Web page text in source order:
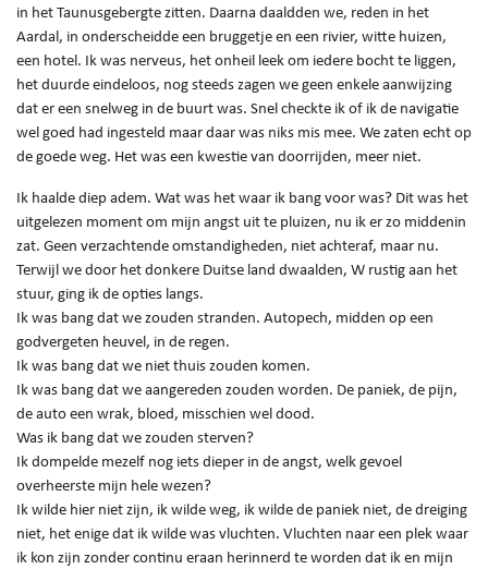
in het Taunusgebergte zitten. Daarna daaldden we, reden in het
Aardal, in onderscheidde een bruggetje en een rivier, witte huizen,
een hotel. Ik was nerveus, het onheil leek om iedere bocht te liggen,
het duurde eindeloos, nog steeds zagen we geen enkele aanwijzing
dat er een snelweg in de buurt was. Snel checkte ik of ik de navigatie
wel goed had ingesteld maar daar was niks mis mee. We zaten echt op
de goede weg. Het was een kwestie van doorrijden, meer niet.
Ik haalde diep adem. Wat was het waar ik bang voor was? Dit was het
uitgelezen moment om mijn angst uit te pluizen, nu ik er zo middenin
zat. Geen verzachtende omstandigheden, niet achteraf, maar nu.
Terwijl we door het donkere Duitse land dwaalden, W rustig aan het
stuur, ging ik de opties langs.
Ik was bang dat we zouden stranden. Autopech, midden op een
godvergeten heuvel, in de regen.
Ik was bang dat we niet thuis zouden komen.
Ik was bang dat we aangereden zouden worden. De paniek, de pijn,
de auto een wrak, bloed, misschien wel dood.
Was ik bang dat we zouden sterven?
Ik dompelde mezelf nog iets dieper in de angst, welk gevoel
overheerste mijn hele wezen?
Ik wilde hier niet zijn, ik wilde weg, ik wilde de paniek niet, de dreiging
niet, het enige dat ik wilde was vluchten. Vluchten naar een plek waar
ik kon zijn zonder continu eraan herinnerd te worden dat ik en mijn